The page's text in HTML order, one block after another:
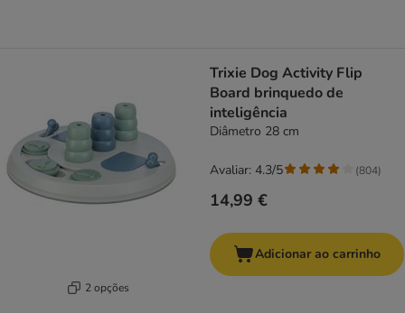
2 opções
Trixie Dog Activity Flip
Board brinquedo de
inteligência
Diâmetro 28 cm
14,99 €
Avaliar: 4.3/5 (804)
Adicionar ao carrinho